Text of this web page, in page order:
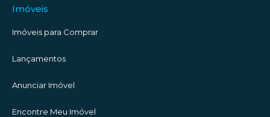
Imóveis
Imóveis para Comprar
Lançamentos
Anunciar Imóvel
Encontre Meu Imóvel